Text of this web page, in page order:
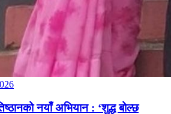
नयाँ अभियान : ‘शुद्ध बोल्छ